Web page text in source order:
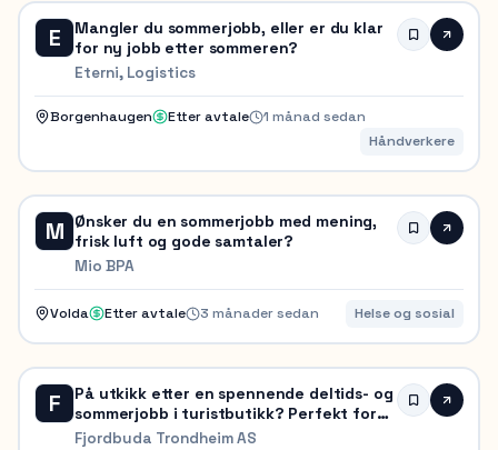
E
Mangler du sommerjobb, eller er du klar
for ny jobb etter sommeren?
Eterni, Logistics
Borgenhaugen Etter avtale
1 månad sedan
Håndverkere
M
Ønsker du en sommerjobb med mening,
frisk luft og gode samtaler?
Mio BPA
Volda Etter avtale 3 månader sedan Helse og sosial
F
På utkikk etter en spennende deltids- og
sommerjobb i turistbutikk? Perfekt for
studenter!
Fjordbuda Trondheim AS